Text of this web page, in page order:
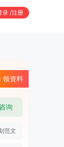
录 /注册
领资料
询
范文